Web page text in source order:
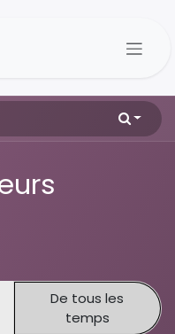
De tous les
temps